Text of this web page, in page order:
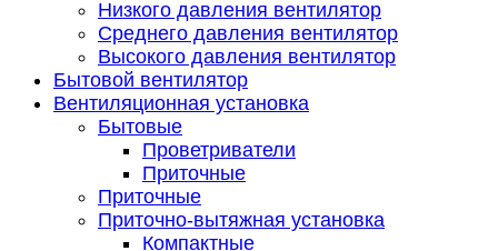
Низкого давления вентилятор
Среднего давления вентилятор
Высокого давления вентилятор
Бытовой вентилятор
Вентиляционная установка
Бытовые
Проветриватели
Приточные
Приточные
Приточно-вытяжная установка
Компактные